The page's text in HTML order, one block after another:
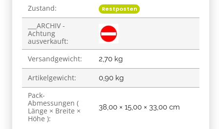
Zustand: Restposten
___ARCHIV -
Achtung
ausverkauft:
Versandgewicht:
2,70 kg
Artikelgewicht: 0,90 kg
Pack-
Abmessungen (
Länge × Breite ×
Höhe ):
38,00 × 15,00 × 33,00 cm